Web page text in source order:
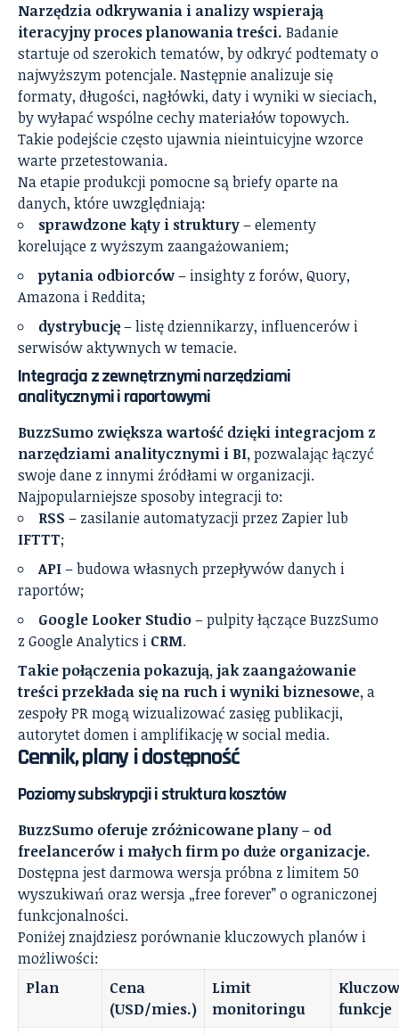
Narzędzia odkrywania i analizy wspierają
iteracyjny proces planowania treści. Badanie
startuje od szerokich tematów, by odkryć podtematy o
najwyższym potencjale. Następnie analizuje się
formaty, długości, nagłówki, daty i wyniki w sieciach,
by wyłapać wspólne cechy materiałów topowych.
Takie podejście często ujawnia nieintuicyjne wzorce
warte przetestowania.
Na etapie produkcji pomocne są briefy oparte na
danych, które uwzględniają:
sprawdzone kąty i struktury– elementy
korelujące z wyższym zaangażowaniem;
pytania odbiorców– insighty z forów, Quory,
Amazona i Reddita;
dystrybucję– listę dziennikarzy, influencerów i
serwisów aktywnych w temacie.
Integracja z zewnętrznymi narzędziami
analitycznymi i raportowymi
BuzzSumo zwiększa wartość dzięki integracjom z
narzędziami analitycznymi i BI,pozwalając łączyć
swoje dane z innymi źródłami w organizacji.
Najpopularniejsze sposoby integracji to:
RSS – zasilanie automatyzacji przez Zapier lub
IFTTT;
API– budowa własnych przepływów danych i
raportów;
Google Looker Studio– pulpity łączące BuzzSumo
z Google Analytics i CRM.
Takie połączenia pokazują, jak zaangażowanie
treści przekłada się na ruch i wyniki biznesowe,a
zespoły PR mogą wizualizować zasięg publikacji,
autorytet domen i amplifikację w social media.
Cennik, plany i dostępność
Poziomy subskrypcji i struktura kosztów
BuzzSumo oferuje zróżnicowane plany – od
freelancerów i małych firm po duże organizacje.
Dostępna jest darmowa wersja próbna z limitem 50
wyszukiwań oraz wersja „free forever” o ograniczonej
funkcjonalności.
Poniżej znajdziesz porównanie kluczowych planów i
możliwości:
Plan
Cena
(USD/mies.)
Limit
monitoringu
funkcje